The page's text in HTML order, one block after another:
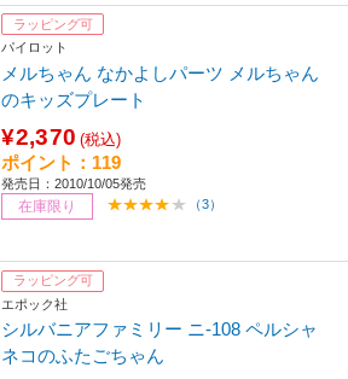
ラッピング可
パイロット
メルちゃん なかよしパーツ メルちゃん
のキッズプレート
¥2,370 (税込)
ポイント：119
発売日：2010/10/05発売
在庫限り （3）
ラッピング可
エポック社
シルバニアファミリー ニ-108 ペルシャ
ネコのふたごちゃん